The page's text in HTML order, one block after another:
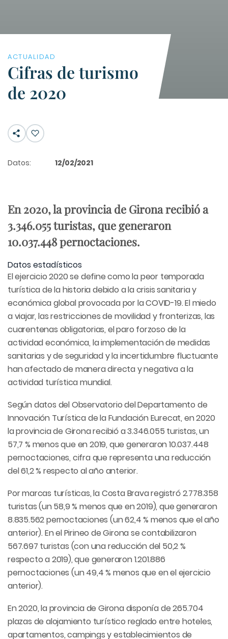
ACTUALIDAD
Cifras de turismo
de 2020
Datos: 12/02/2021
En 2020, la provincia de Girona recibió a
3.346.055 turistas, que generaron
10.037.448 pernoctaciones.
Datos estadísticos
El ejercicio 2020 se define como la peor temporada
turística de la historia debido a la crisis sanitaria y
económica global provocada por la COVID-19. El miedo
a viajar, las restricciones de movilidad y fronterizas, las
cuarentenas obligatorias, el paro forzoso de la
actividad económica, la implementación de medidas
sanitarias y de seguridad y la incertidumbre fluctuante
han afectado de manera directa y negativa a la
actividad turística mundial.
Según datos del Observatorio del Departamento de
Innovación Turística de la Fundación Eurecat, en 2020
la provincia de Girona recibió a 3.346.055 turistas, un
57,7 % menos que en 2019, que generaron 10.037.448
pernoctaciones, cifra que representa una reducción
del 61,2 % respecto al año anterior.
Por marcas turísticas, la Costa Brava registró 2.778.358
turistas (un 58,9 % menos que en 2019), que generaron
8.835.562 pernoctaciones (un 62,4 % menos que el año
anterior). En el Pirineo de Girona se contabilizaron
567.697 turistas (con una reducción del 50,2 %
respecto a 2019), que generaron 1.201.886
pernoctaciones (un 49,4 % menos que en el ejercicio
anterior).
En 2020, la provincia de Girona disponía de 265.704
plazas de alojamiento turístico reglado entre hoteles,
apartamentos, campings y establecimientos de